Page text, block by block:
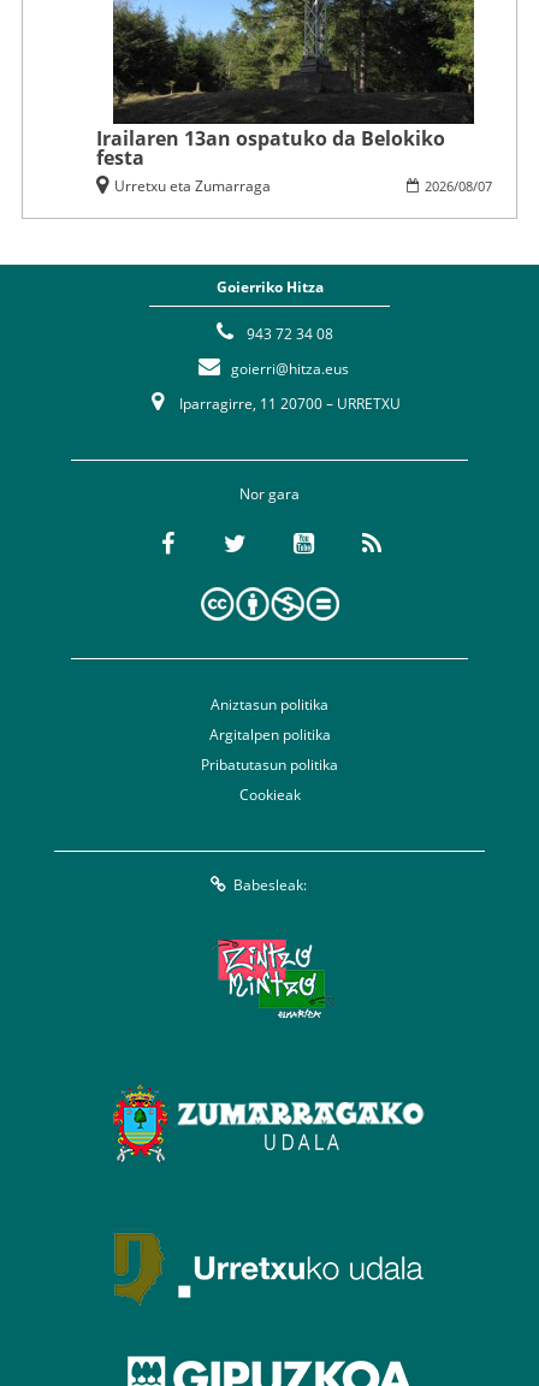
Irailaren 13an ospatuko da Belokiko
festa
2026/08/07
Urretxu eta Zumarraga
Goierriko Hitza
943 72 34 08
goierri@hitza.eus
Iparragirre, 11 20700 – URRETXU
Nor gara
Aniztasun politika
Argitalpen politika
Pribatutasun politika
Cookieak
Babesleak: